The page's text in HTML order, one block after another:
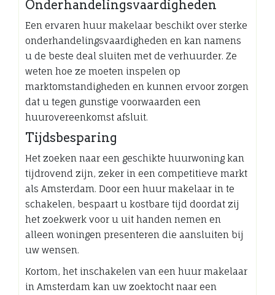
Onderhandelingsvaardigheden
Een ervaren huur makelaar beschikt over sterke
onderhandelingsvaardigheden en kan namens
u de beste deal sluiten met de verhuurder. Ze
weten hoe ze moeten inspelen op
marktomstandigheden en kunnen ervoor zorgen
dat u tegen gunstige voorwaarden een
huurovereenkomst afsluit.
Tijdsbesparing
Het zoeken naar een geschikte huurwoning kan
tijdrovend zijn, zeker in een competitieve markt
als Amsterdam. Door een huur makelaar in te
schakelen, bespaart u kostbare tijd doordat zij
het zoekwerk voor u uit handen nemen en
alleen woningen presenteren die aansluiten bij
uw wensen.
Kortom, het inschakelen van een huur makelaar
in Amsterdam kan uw zoektocht naar een